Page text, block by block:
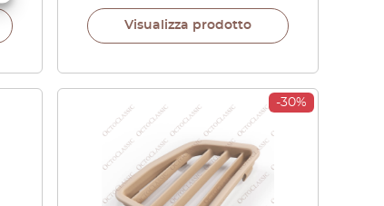
Visualizza prodotto
-30%